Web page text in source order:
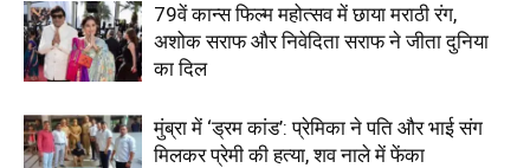
79वें कान्स फिल्म महोत्सव में छाया मराठी रंग,
अशोक सराफ और निवेदिता सराफ ने जीता दुनिया
का दिल
मुंब्रा में ‘ड्रम कांड’: प्रेमिका ने पति और भाई संग
मिलकर प्रेमी की हत्या, शव नाले में फेंका